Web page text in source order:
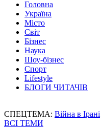
Головна
Україна
Місто
Світ
Бізнес
Наука
Шоу-бізнес
Спорт
Lifestyle
БЛОГИ ЧИТАЧІВ
СПЕЦТЕМА: Війна в Ірані
ВСІ ТЕМИ